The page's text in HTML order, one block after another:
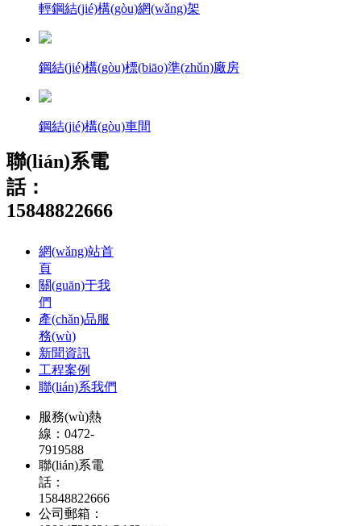
輕鋼結(jié)構(gòu)網(wǎng)架
鋼結(jié)構(gòu)標(biāo)準(zhǔn)廠房
鋼結(jié)構(gòu)車間
聯(lián)系電
話：
15848822666
網(wǎng)站首
頁
關(guān)于我
們
產(chǎn)品服
務(wù)
新聞資訊
工程案例
聯(lián)系我們
服務(wù)熱
線：0472-
7919588
聯(lián)系電
話：
15848822666
公司郵箱：